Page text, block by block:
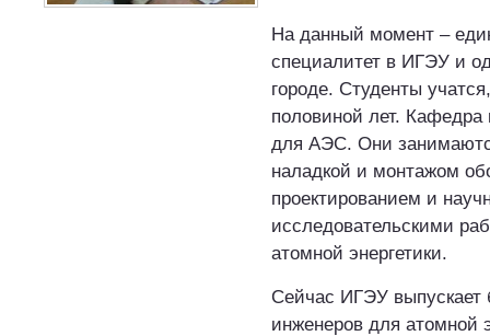
На данный момент –
специалитет в ИГЭУ и
городе. Студенты
половиной лет. Кафедра
для АЭС. Они
наладкой и монтажом
проектированием и
исследовательскими
атомной энергетики.
Сейчас ИГЭУ выпускает
инженеров для атомной